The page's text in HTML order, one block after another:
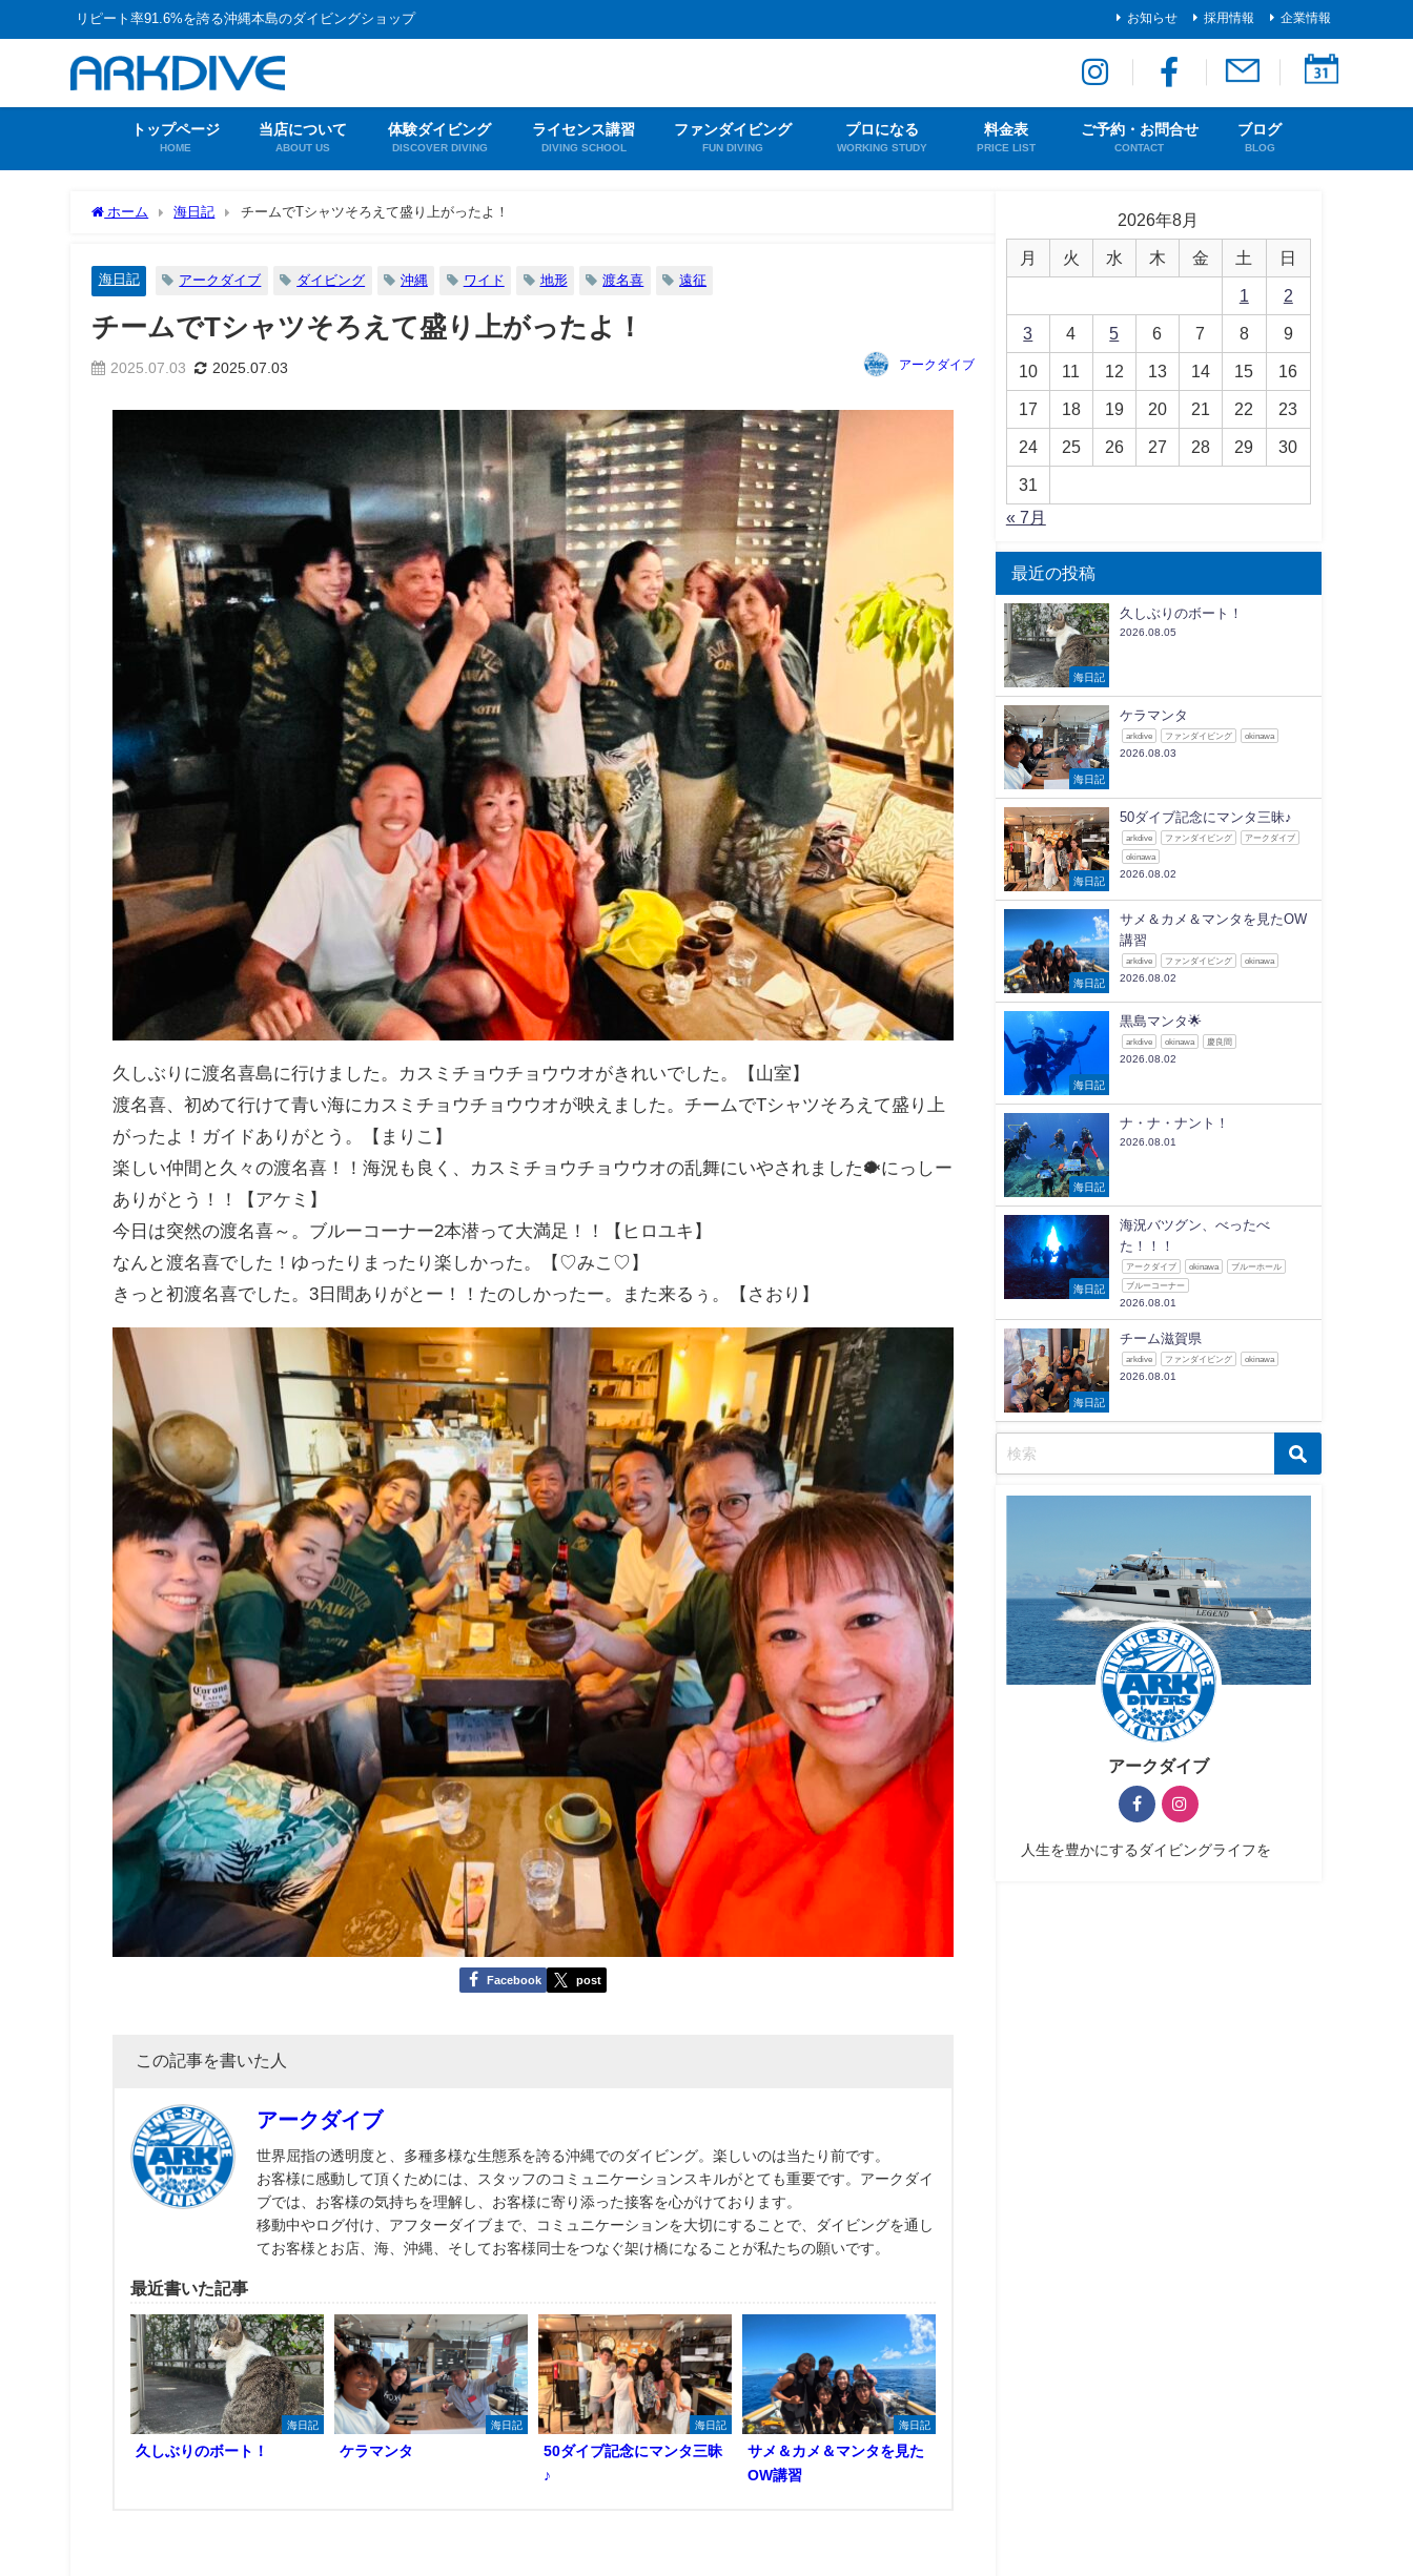
リピート率91.6%を誇る沖縄本島のダイビングショップ お知らせ 採用情報 企業情報
トップページ
HOME
当店について
ABOUT US
体験ダイビング
DISCOVER DIVING
ライセンス講習
DIVING SCHOOL
ファンダイビング
FUN DIVING
プロになる
WORKING STUDY
料金表
PRICE LIST
ご予約・お問合せ
CONTACT
ブログ
BLOG
ホーム 海日記 チームでTシャツそろえて盛り上がったよ！
海日記 アークダイブ ダイビング 沖縄 ワイド 地形 渡名喜 遠征
チームでTシャツそろえて盛り上がったよ！
2025.07.03 2025.07.03 アークダイブ
久しぶりに渡名喜島に行けました。カスミチョウチョウウオがきれいでした。【山室】
渡名喜、初めて行けて青い海にカスミチョウチョウウオが映えました。チームでTシャツそろえて盛り上
がったよ！ガイドありがとう。【まりこ】
楽しい仲間と久々の渡名喜！！海況も良く、カスミチョウチョウウオの乱舞にいやされました🐡にっしー
ありがとう！！【アケミ】
今日は突然の渡名喜～。ブルーコーナー2本潜って大満足！！【ヒロユキ】
なんと渡名喜でした！ゆったりまったり楽しかった。【♡みこ♡】
きっと初渡名喜でした。3日間ありがとー！！たのしかったー。また来るぅ。【さおり】
Facebook post
この記事を書いた人
アークダイブ
世界屈指の透明度と、多種多様な生態系を誇る沖縄でのダイビング。楽しいのは当たり前です。
お客様に感動して頂くためには、スタッフのコミュニケーションスキルがとても重要です。アークダイ
ブでは、お客様の気持ちを理解し、お客様に寄り添った接客を心がけております。
移動中やログ付け、アフターダイブまで、コミュニケーションを大切にすることで、ダイビングを通し
てお客様とお店、海、沖縄、そしてお客様同士をつなぐ架け橋になることが私たちの願いです。
最近書いた記事
海日記
久しぶりのボート！
海日記
ケラマンタ
海日記
50ダイブ記念にマンタ三昧
♪
海日記
サメ＆カメ＆マンタを見た
OW講習
2026年8月
月 火 水 木 金 土 日
1 2
3 4 5 6 7 8 9
10 11 12 13 14 15 16
17 18 19 20 21 22 23
24 25 26 27 28 29 30
31
« 7月
最近の投稿
海日記
久しぶりのボート！
2026.08.05
海日記
ケラマンタ
arkdive ファンダイビング okinawa
2026.08.03
海日記
50ダイブ記念にマンタ三昧♪
arkdive ファンダイビング アークダイブ
okinawa
2026.08.02
海日記
サメ＆カメ＆マンタを見たOW
講習
arkdive ファンダイビング okinawa
2026.08.02
海日記
黒島マンタ🌟
arkdive okinawa 慶良間
2026.08.02
海日記
ナ・ナ・ナント！
2026.08.01
海日記
海況バツグン、べったべ
た！！！
アークダイブ okinawa ブルーホール
ブルーコーナー
2026.08.01
海日記
チーム滋賀県
arkdive ファンダイビング okinawa
2026.08.01
アークダイブ
人生を豊かにするダイビングライフを